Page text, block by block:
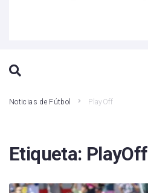
Noticias de Fútbol PlayOff
Etiqueta: PlayOff